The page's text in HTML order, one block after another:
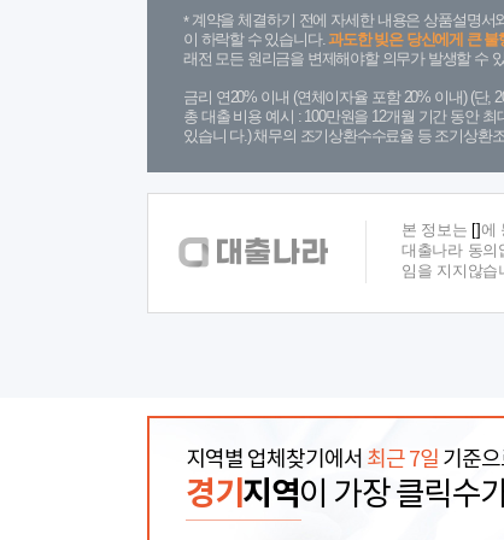
계약을 체결하기 전에 자세한 내용은 상품설명
이 하락할 수 있습니다.과도한 빚은 당신에게 큰
래전 모든 원리금을 변제해야할 의무가 발생할 수
금리 연20% 이내 (연체이자율 포함 20% 이내) (단,
총 대출 비용 예시 : 100만원을 12개월 기간 동안
있습니 다.) 채무의 조기상환수수료율 등 조기상환
본 정보는
에
대출나라 동의
임을 지지않습
지역별 업체찾기에서 최근 7일 기준
경기 지역이 가장 클릭수